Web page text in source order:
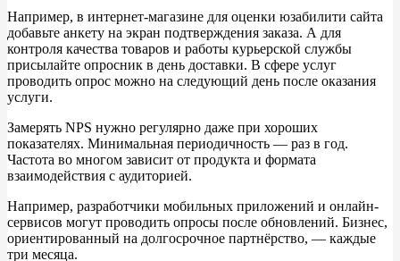
Например, в интернет-магазине для оценки юзабилити сайта
добавьте анкету на экран подтверждения заказа. А для
контроля качества товаров и работы курьерской службы
присылайте опросник в день доставки. В сфере услуг
проводить опрос можно на следующий день после оказания
услуги.
Замерять NPS нужно регулярно даже при хороших
показателях. Минимальная периодичность — раз в год.
Частота во многом зависит от продукта и формата
взаимодействия с аудиторией.
Например, разработчики мобильных приложений и онлайн-
сервисов могут проводить опросы после обновлений. Бизнес,
ориентированный на долгосрочное партнёрство, — каждые
три месяца.